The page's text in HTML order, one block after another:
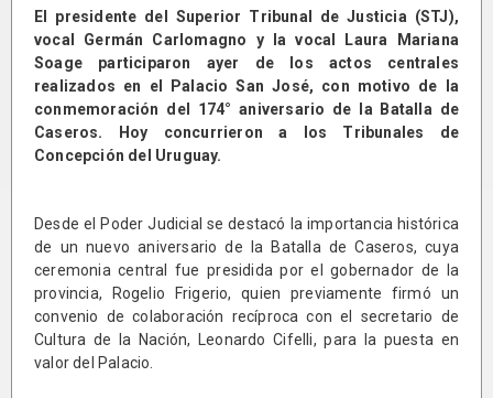
El presidente del Superior Tribunal de Justicia (STJ),
vocal Germán Carlomagno y la vocal Laura Mariana
Soage participaron ayer de los actos centrales
realizados en el Palacio San José, con motivo de la
conmemoración del 174° aniversario de la Batalla de
Caseros. Hoy concurrieron a los Tribunales de
Concepción del Uruguay.
Desde el Poder Judicial se destacó la importancia histórica
de un nuevo aniversario de la Batalla de Caseros, cuya
ceremonia central fue presidida por el gobernador de la
provincia, Rogelio Frigerio, quien previamente firmó un
convenio de colaboración recíproca con el secretario de
Cultura de la Nación, Leonardo Cifelli, para la puesta en
valor del Palacio.